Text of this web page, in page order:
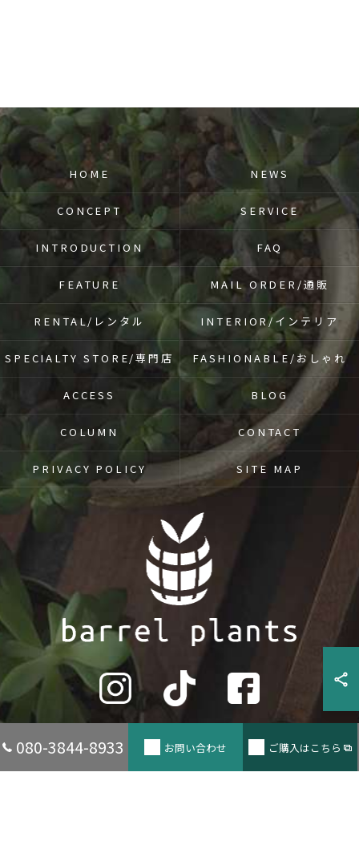
080-3844-8933 お問い合わせ ご購入はこちら
HOME NEWS
CONCEPT SERVICE
INTRODUCTION FAQ
FEATURE MAIL ORDER/通販
RENTAL/レンタル INTERIOR/インテリア
SPECIALTY STORE/専門店 FASHIONABLE/おしゃれ
ACCESS BLOG
COLUMN CONTACT
PRIVACY POLICY SITE MAP
© 2026 兵庫県たつの市の観葉植物ならbarrel plants ALL RIGHTS RESERVED.